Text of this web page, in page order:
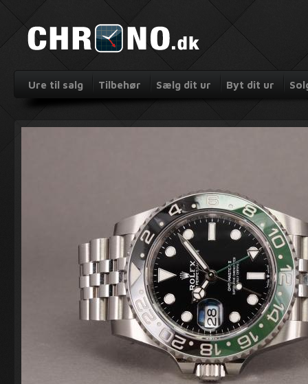
Ure til salg Tilbehør Sælg dit ur Byt dit ur